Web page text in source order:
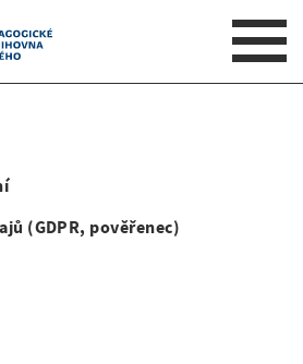
(GDPR, pověřenec)